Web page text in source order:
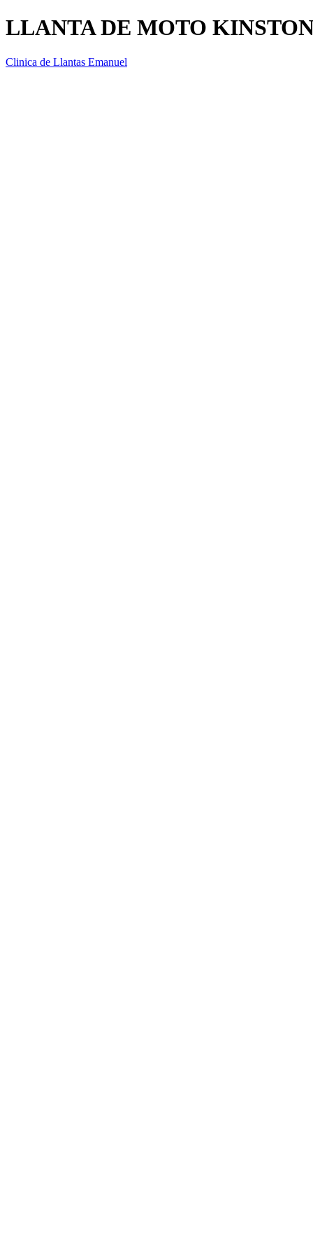
LLANTA DE MOTO
Clinica de Llantas Emanuel